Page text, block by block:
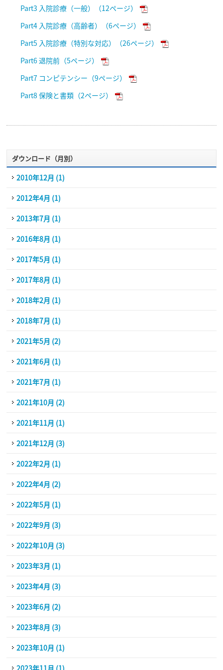
Part3 入院診療（一般）（12ページ）
Part4 入院診療（高齢者）（6ページ）
Part5 入院診療（特別な対応）（26ページ）
Part6 退院前（5ページ）
Part7 コンピテンシー（9ページ）
Part8 保険と書類（2ページ）
ダウンロード（月別）
2010年12月 (1)
2012年4月 (1)
2013年7月 (1)
2016年8月 (1)
2017年5月 (1)
2017年8月 (1)
2018年2月 (1)
2018年7月 (1)
2021年5月 (2)
2021年6月 (1)
2021年7月 (1)
2021年10月 (2)
2021年11月 (1)
2021年12月 (3)
2022年2月 (1)
2022年4月 (2)
2022年5月 (1)
2022年9月 (3)
2022年10月 (3)
2023年3月 (1)
2023年4月 (3)
2023年6月 (2)
2023年8月 (3)
2023年10月 (1)
2023年11月 (1)